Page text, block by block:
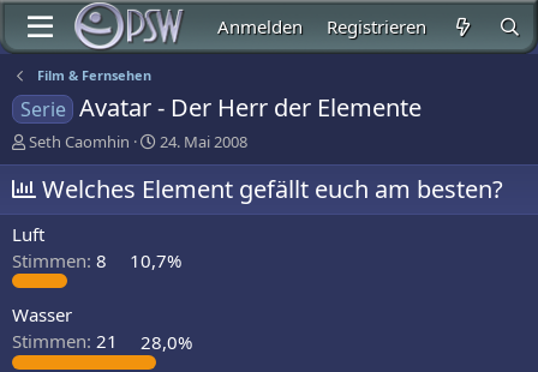
Anmelden Registrieren
Film & Fernsehen
Serie Avatar - Der Herr der Elemente
E
r
s
t
e
l
l
e
r
Seth Caomhin
E
r
s
t
l
m
24. Mai 2008
Welches Element gefällt euch am besten?
Luft
Stimmen: 8 10,7%
Wasser
Stimmen: 21 28,0%